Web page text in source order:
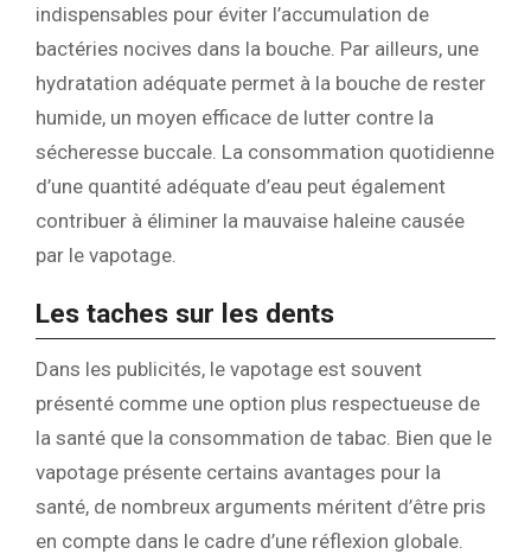
indispensables pour éviter l’accumulation de
bactéries nocives dans la bouche. Par ailleurs, une
hydratation adéquate permet à la bouche de rester
humide, un moyen efficace de lutter contre la
sécheresse buccale. La consommation quotidienne
d’une quantité adéquate d’eau peut également
contribuer à éliminer la mauvaise haleine causée
par le vapotage.
Les taches sur les dents
Dans les publicités, le vapotage est souvent
présenté comme une option plus respectueuse de
la santé que la consommation de tabac. Bien que le
vapotage présente certains avantages pour la
santé, de nombreux arguments méritent d’être pris
en compte dans le cadre d’une réflexion globale.